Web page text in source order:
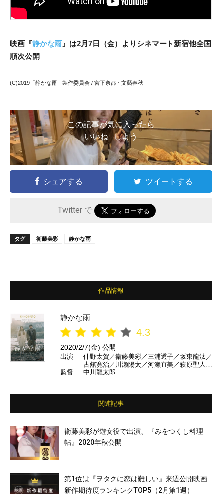
映画『静かな雨 』は2月7日（金）よりシネマート新宿他全国
順次公開
(C)2019「静かな雨」製作委員会 / 宮下奈都・文藝春秋
この記事が気に入ったら
いいね ! しよう
シェアする ツイートする
Twitter で
タグ 衛藤美彩 静かな雨
作品情報
静かな雨
4.3
2020/2/7(金) 公開
出演
仲野太賀／衛藤美彩／三浦透子／坂東龍汰／
古舘寛治／川瀬陽太／河瀨直美／萩原聖人／
村上淳／でんでん ほか
監督 中川龍太郎
関連記事
衛藤美彩が遊女役で出演、『みをつくし料理
帖』2020年秋公開
第1位は『ヲタクに恋は難しい』来週公開映画
新作期待度ランキングTOP5（2月第1週）